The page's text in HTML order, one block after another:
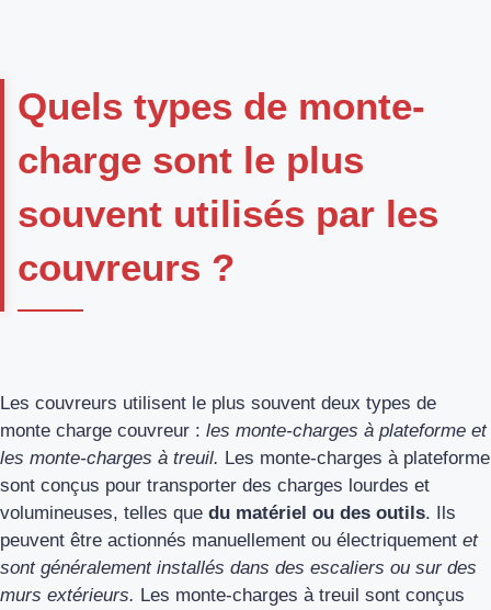
Quels types de monte-
charge sont le plus
souvent utilisés par les
couvreurs ?
Les couvreurs utilisent le plus souvent deux types de
monte charge couvreur : les monte-charges à plateforme et
les monte-charges à treuil. Les monte-charges à plateforme
sont conçus pour transporter des charges lourdes et
volumineuses, telles que du matériel ou des outils. Ils
peuvent être actionnés manuellement ou électriquement et
sont généralement installés dans des escaliers ou sur des
murs extérieurs. Les monte-charges à treuil sont conçus